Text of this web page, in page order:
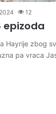
12
epizoda
Hayrije zbog
pa vraca